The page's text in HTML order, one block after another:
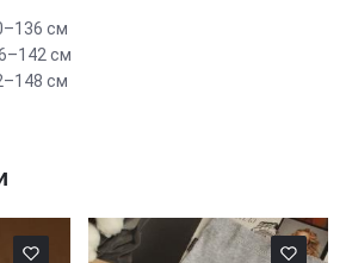
см
см
см